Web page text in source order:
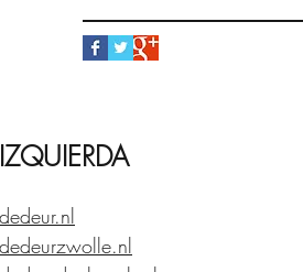
IZQUIERDA
dedeur.nl
dedeurzwolle.nl